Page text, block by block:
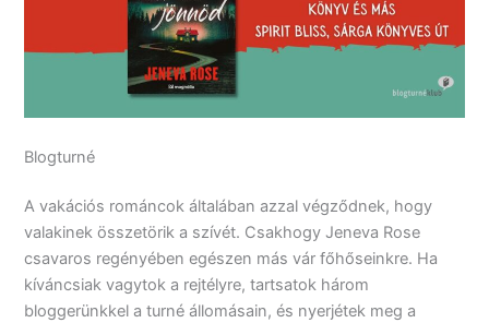
Blogturné
A vakációs románcok általában azzal végződnek, hogy
valakinek összetörik a szívét. Csakhogy Jeneva Rose
csavaros regényében egészen más vár főhőseinkre. Ha
kíváncsiak vagytok a rejtélyre, tartsatok három
bloggerünkkel a turné állomásain, és nyerjétek meg a